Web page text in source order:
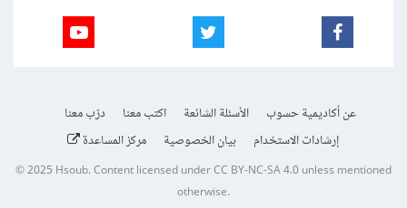
عن أكاديمية حسوب الأسئلة الشائعة اكتب معنا
درّب معنا
إرشادات الاستخدام
بيان الخصوصية مركز المساعدة
© 2025Hsoub.Content licensed underCC BY-NC-SA 4.0unless mentioned
otherwise.